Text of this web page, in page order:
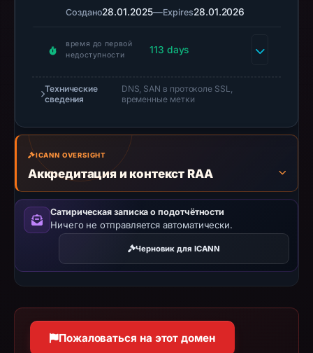
establish
Context:
MAT
BAO
CORPORATION,
IP
188.114.96.3,
registration
date
Jan
27,
2025,
Infrastructure
Создано28.01.2025—Expires28.01.2026
время до первой
недоступности
113 days
Технические
сведения
DNS, SAN в протоколе SSL,
временные метки
ICANN OVERSIGHT
Аккредитация и контекст RAA
Сатирическая записка о подотчётности
Ничего не отправляется автоматически.
Черновик для ICANN
Пожаловаться на этот домен